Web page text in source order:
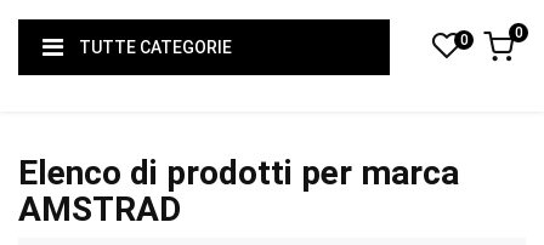
TUTTE CATEGORIE 0 0
Elenco di prodotti per marca
AMSTRAD